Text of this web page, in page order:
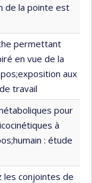
de la pointe est
permettant
en vue de la
aux
travail
pour
à
: étude
les conjointes de